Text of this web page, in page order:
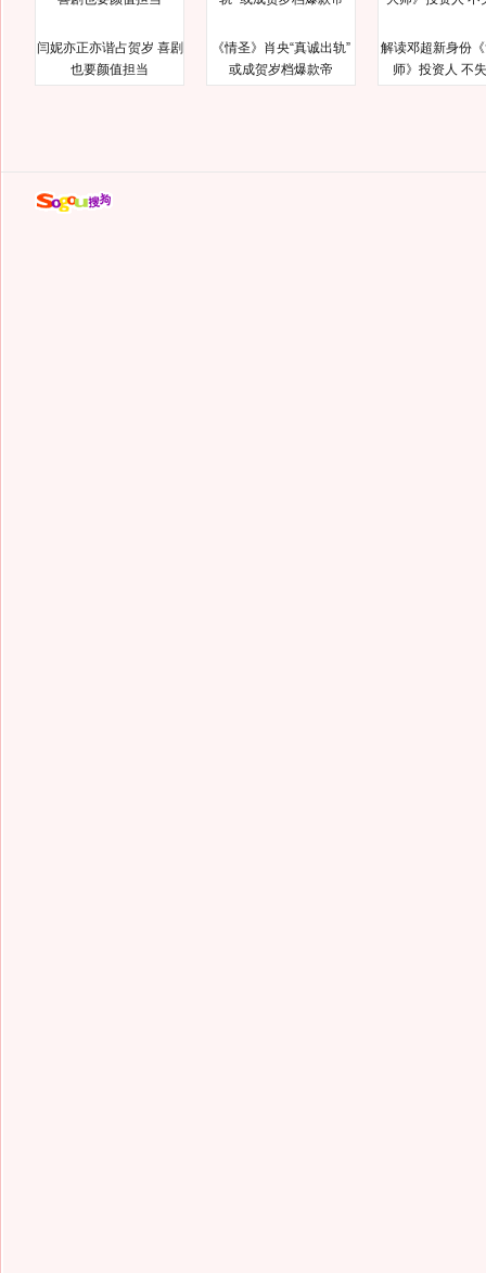
闫妮亦正亦谐占贺岁 喜剧
也要颜值担当
《情圣》肖央“真诚出轨”
或成贺岁档爆款帝
解读邓超新身份
师》投资人 不